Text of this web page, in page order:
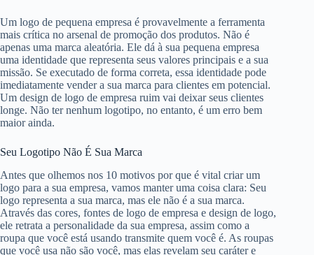
Um logo de pequena empresa é provavelmente a ferramenta
mais crítica no arsenal de promoção dos produtos. Não é
apenas uma marca aleatória. Ele dá à sua pequena empresa
uma identidade que representa seus valores principais e a sua
missão. Se executado de forma correta, essa identidade pode
imediatamente vender a sua marca para clientes em potencial.
Um design de logo de empresa ruim vai deixar seus clientes
longe. Não ter nenhum logotipo, no entanto, é um erro bem
maior ainda.
Seu Logotipo Não É Sua Marca
Antes que olhemos nos 10 motivos por que é vital criar um
logo para a sua empresa, vamos manter uma coisa clara: Seu
logo representa a sua marca, mas ele não é a sua marca.
Através das cores, fontes de logo de empresa e design de logo,
ele retrata a personalidade da sua empresa, assim como a
roupa que você está usando transmite quem você é. As roupas
que você usa não são você, mas elas revelam seu caráter e